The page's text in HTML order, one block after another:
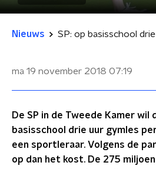
Nieuws
ma 19 november 2018 07:19
De SP in de Tweede Kamer wil
basisschool drie uur gymles
een sportleraar. Volgens de
op dan het kost. De 275